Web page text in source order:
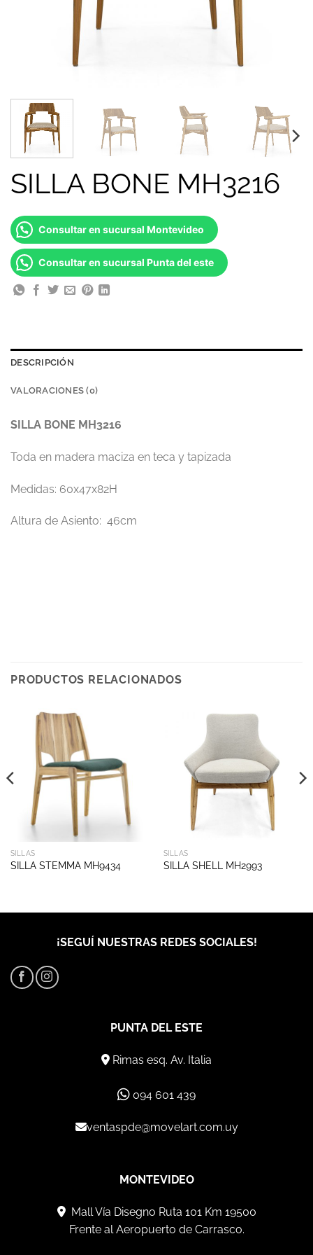
SILLA BONE MH3216
Consultar en sucursal Montevideo
Consultar en sucursal Punta del este
DESCRIPCIÓN
VALORACIONES (0)
SILLA BONE MH3216
Toda en madera maciza en teca y tapizada
Medidas: 60x47x82H
Altura de Asiento: 46cm
PRODUCTOS RELACIONADOS
SILLAS
SILLA STEMMA MH9434
SILLAS
SILLA SHELL MH2993
¡SEGUÍ NUESTRAS REDES SOCIALES!
PUNTA DEL ESTE
Rimas esq. Av. Italia
094 601 439
ventaspde@movelart.com.uy
MONTEVIDEO
Mall Vía Disegno Ruta 101 Km 19500
Frente al Aeropuerto de Carrasco.